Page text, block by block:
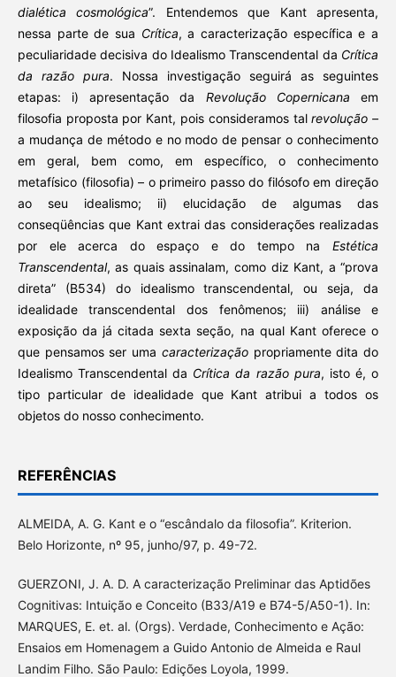
dialética cosmológica”. Entendemos que Kant apresenta,
nessa parte de sua Crítica, a caracterização específica e a
peculiaridade decisiva do Idealismo Transcendental da Crítica
da razão pura. Nossa investigação seguirá as seguintes
etapas: i) apresentação da Revolução Copernicanaem
filosofia proposta por Kant, pois consideramos talrevolução –
a mudança de método e no modo de pensar o conhecimento
em geral, bem como, em específico, o conhecimento
metafísico (filosofia) – o primeiro passo do filósofo em direção
ao seu idealismo; ii) elucidação de algumas das
conseqüências que Kant extrai das considerações realizadas
por ele acerca do espaço e do tempo naEstética
Transcendental, as quais assinalam, como diz Kant, a “prova
direta” (B534) do idealismo transcendental, ou seja, da
idealidade transcendental dos fenômenos; iii) análise e
exposição da já citada sexta seção, na qual Kant oferece o
que pensamos ser uma caracterizaçãopropriamente dita do
Idealismo Transcendental da Crítica da razão pura, isto é, o
tipo particular de idealidade que Kant atribui a todos os
objetos do nosso conhecimento.
REFERÊNCIAS
ALMEIDA, A. G. Kant e o “escândalo da filosofia”. Kriterion.
Belo Horizonte, nº 95, junho/97, p. 49-72.
GUERZONI, J. A. D. A caracterização Preliminar das Aptidões
Cognitivas: Intuição e Conceito (B33/A19 e B74-5/A50-1). In:
MARQUES, E. et. al. (Orgs). Verdade, Conhecimento e Ação:
Ensaios em Homenagem a Guido Antonio de Almeida e Raul
Landim Filho. São Paulo: Edições Loyola, 1999.